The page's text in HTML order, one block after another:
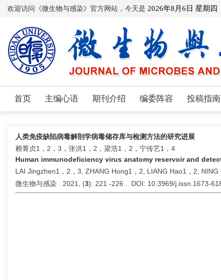
欢迎访问《微生物与感染》官方网站，今天是 2026年8月6日 星期四
首页 主编心语 期刊介绍 编委阵容 投稿指南
人类免疫缺陷病毒解剖学病毒储存库与检测方法的研究进展
赖菁贞1，2，3，张洪1，2，梁浩1，2，宁传艺1，4
Human immunodeficiency virus anatomy reservoir and
LAI Jingzhen1，2，3, ZHANG Hong1，2, LIANG Hao1，2, NING
微生物与感染 . 2021, (3): 221 -226 . DOI: 10.3969/j.issn.1673-